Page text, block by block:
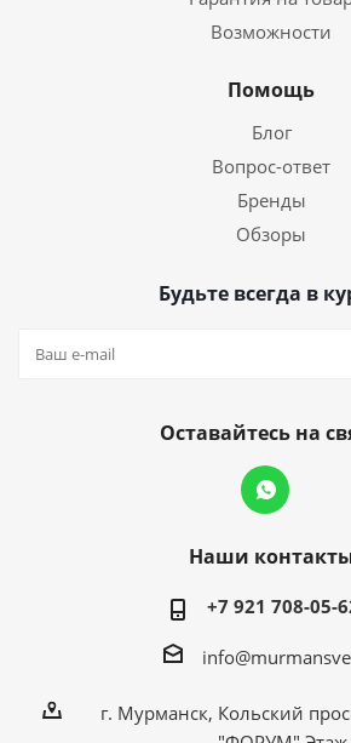
Возможности
Помощь
Блог
Вопрос-ответ
Бренды
Обзоры
Будьте всегда в
Оставайтесь на
Наши
+7 921 708-05-
г. Мурманск, Кольский